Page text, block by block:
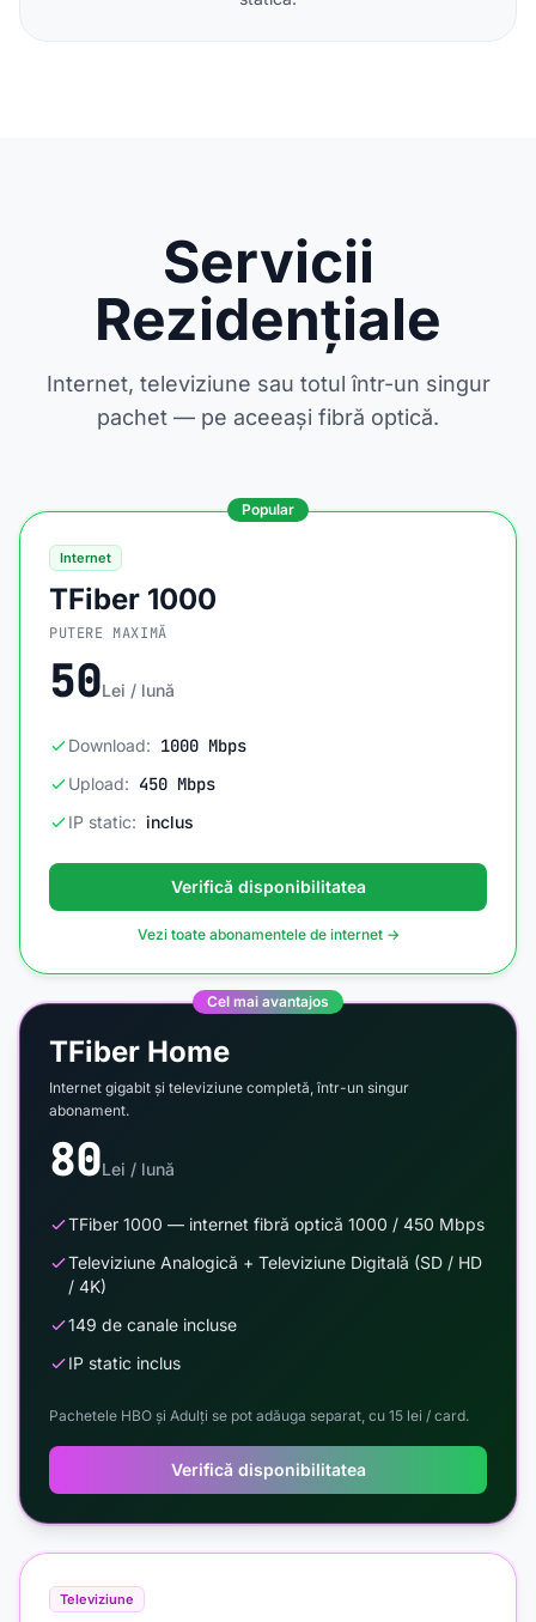
Servicii
Rezidențiale
Internet, televiziune sau totul într-un singur
pachet — pe aceeași fibră optică.
Popular
Internet
TFiber 1000
PUTERE MAXIMĂ
50Lei / lună
Download: 1000 Mbps
Upload: 450 Mbps
IP static: inclus
Verifică disponibilitatea
Vezi toate abonamentele de internet →
Televiziune
Cel mai avantajos
TFiber Home
Internet gigabit și televiziune completă, într-un singur
abonament.
80Lei / lună
TFiber 1000 — internet fibră optică 1000 / 450 Mbps
Televiziune Analogică + Televiziune Digitală (SD / HD
/ 4K)
149 de canale incluse
IP static inclus
Pachetele HBO și Adulți se pot adăuga separat, cu 15 lei / card.
Verifică disponibilitatea